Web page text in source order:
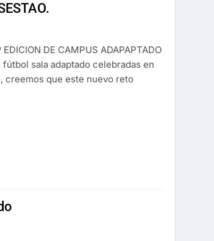
DE CAMPUS ADAPAPTADO
fútbol sala adaptado celebradas en
creemos que este nuevo reto